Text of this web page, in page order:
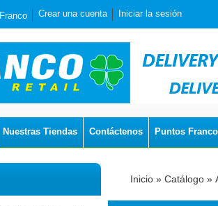
Franco Crear una cuenta Iniciar la sesión
Nuestras Tiendas Contáctenos Puntos Franco
Inicio » Catálogo »